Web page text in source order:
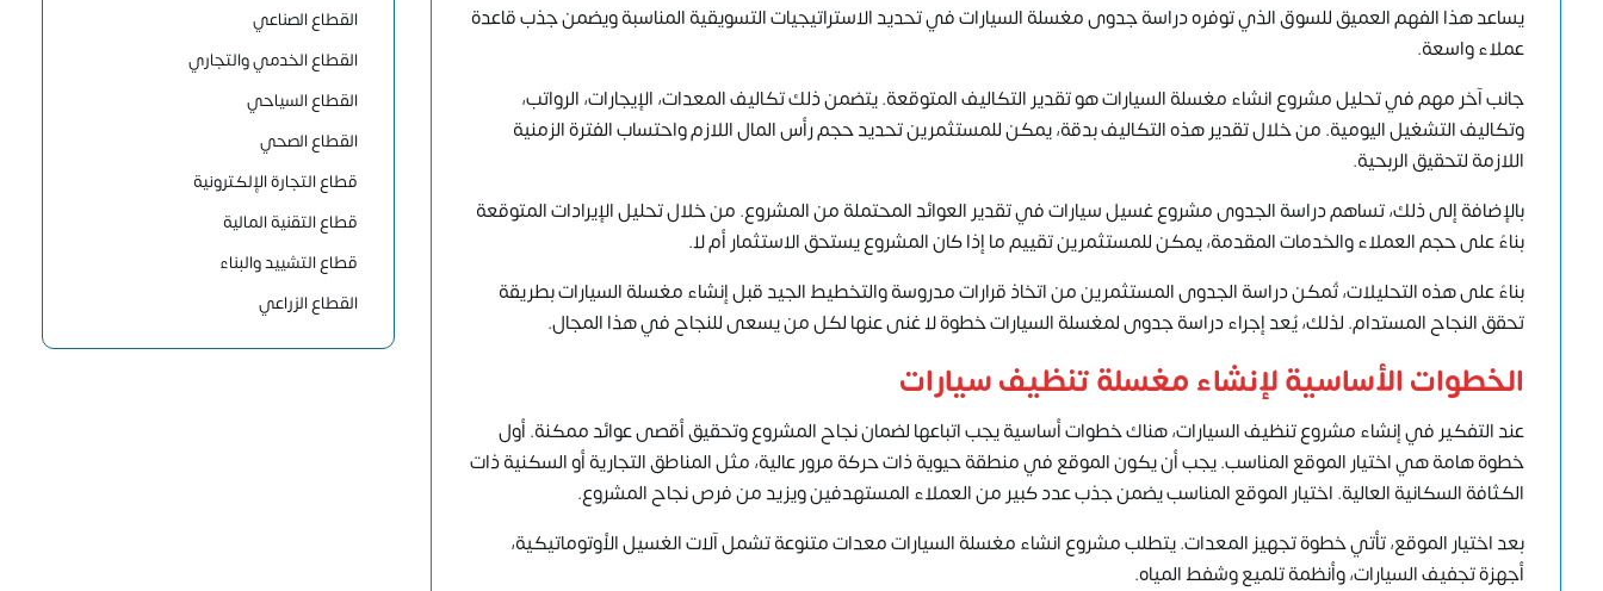
يساعد هذا الفهم العميق للسوق الذي توفره دراسة جدوى مغسلة السيارات في تحديد الاستراتيجيات التسويقية المناسبة ويضمن جذب قاعدة
عملاء واسعة.
جانب آخر مهم في تحليل مشروع انشاء مغسلة السيارات هو تقدير التكاليف المتوقعة. يتضمن ذلك تكاليف المعدات، الإيجارات، الرواتب،
وتكاليف التشغيل اليومية. من خلال تقدير هذه التكاليف بدقة، يمكن للمستثمرين تحديد حجم رأس المال اللازم واحتساب الفترة الزمنية
اللازمة لتحقيق الربحية.
بالإضافة إلى ذلك، تساهم دراسة الجدوى مشروع غسيل سيارات في تقدير العوائد المحتملة من المشروع. من خلال تحليل الإيرادات المتوقعة
بناءً على حجم العملاء والخدمات المقدمة، يمكن للمستثمرين تقييم ما إذا كان المشروع يستحق الاستثمار أم لا.
بناءً على هذه التحليلات، تُمكن دراسة الجدوى المستثمرين من اتخاذ قرارات مدروسة والتخطيط الجيد قبل إنشاء مغسلة السياراتبطريقة
تحقق النجاح المستدام. لذلك، يُعد إجراء دراسة جدوى لمغسلة السيارات خطوة لا غنى عنها لكل من يسعى للنجاح في هذا المجال.
الخطوات الأساسية لإنشاء مغسلة تنظيف سيارات
عند التفكير في إنشاء مشروع تنظيف السيارات، هناك خطوات أساسية يجب اتباعها لضمان نجاح المشروع وتحقيق أقصى عوائد ممكنة. أول
خطوة هامة هي اختيار الموقع المناسب. يجب أن يكون الموقع في منطقة حيوية ذات حركة مرور عالية، مثل المناطق التجارية أو السكنية ذات
الكثافة السكانية العالية. اختيار الموقع المناسب يضمن جذب عدد كبير من العملاء المستهدفين ويزيد من فرص نجاح المشروع.
بعد اختيار الموقع، تأتي خطوة تجهيز المعدات. يتطلب مشروع انشاء مغسلة السيارات معدات متنوعة تشمل آلات الغسيل الأوتوماتيكية،
أجهزة تجفيف السيارات، وأنظمة تلميع وشفط المياه.
القطاع الصناعي
القطاع الخدمي والتجاري
القطاع السياحي
القطاع الصحي
قطاع التجارة الإلكترونية
قطاع التقنية المالية
قطاع التشييد والبناء
القطاع الزراعي